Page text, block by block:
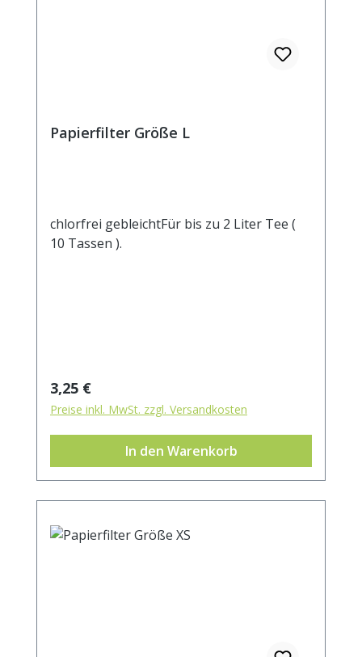
Papierfilter Größe L
chlorfrei gebleichtFür bis zu 2 Liter Tee (
10 Tassen ).
Regulärer Preis:
3,25 €
Preise inkl. MwSt. zzgl. Versandkosten
In den Warenkorb